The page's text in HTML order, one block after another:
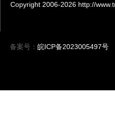
Copyright 2006-2026 http://
备案号： 皖ICP备2023005497号